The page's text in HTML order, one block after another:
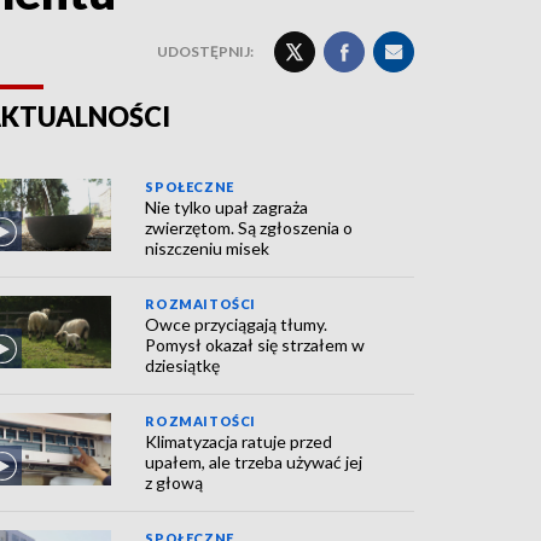
UDOSTĘPNIJ:
SPOŁECZNE
Nie tylko upał zagraża
zwierzętom. Są zgłoszenia o
niszczeniu misek
ROZMAITOŚCI
Owce przyciągają tłumy.
Pomysł okazał się strzałem w
dziesiątkę
ROZMAITOŚCI
Klimatyzacja ratuje przed
upałem, ale trzeba używać jej
z głową